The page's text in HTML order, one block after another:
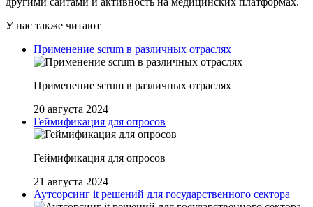
У нас также читают
Применение scrum в различных отраслях
Применение scrum в различных отраслях
20 августа 2024
Геймификация для опросов
Геймификация для опросов
21 августа 2024
Аутсорсинг it решений для государственного сектора